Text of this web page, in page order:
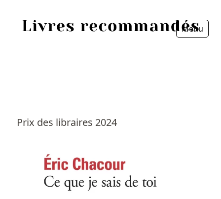
Menu
Prix des libraires 2024
Livres les plus recommandés
Fermer